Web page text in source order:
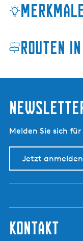
Routen
Melden Sie sich
Jetzt
kontakt